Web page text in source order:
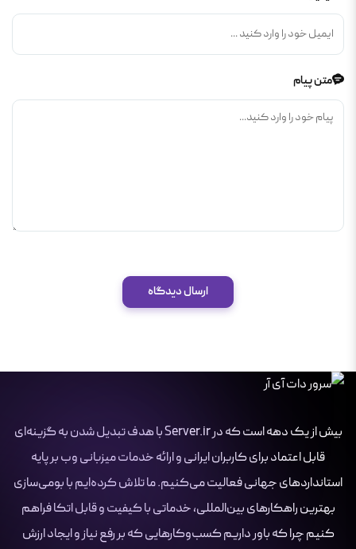
متن پیام
ارسال دیدگاه
بیش از یک دهه است که در Server.ir با هدف تبدیل شدن به گزینه‌ای
قابل اعتماد برای کاربران ایرانی و ارائه خدمات میزبانی وب بر پایه
استانداردهای جهانی فعالیت می‌کنیم. ما تلاش کرده‌ایم با بومی‌سازی
بهترین راهکارهای بین‌المللی، خدماتی با کیفیت و قابل اتکا فراهم
کنیم چرا که باور داریم کسب‌وکارهایی که بر رفع نیاز و ایجاد ارزش